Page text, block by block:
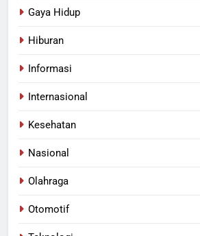
Gaya Hidup
Hiburan
Informasi
Internasional
Kesehatan
Nasional
Olahraga
Otomotif